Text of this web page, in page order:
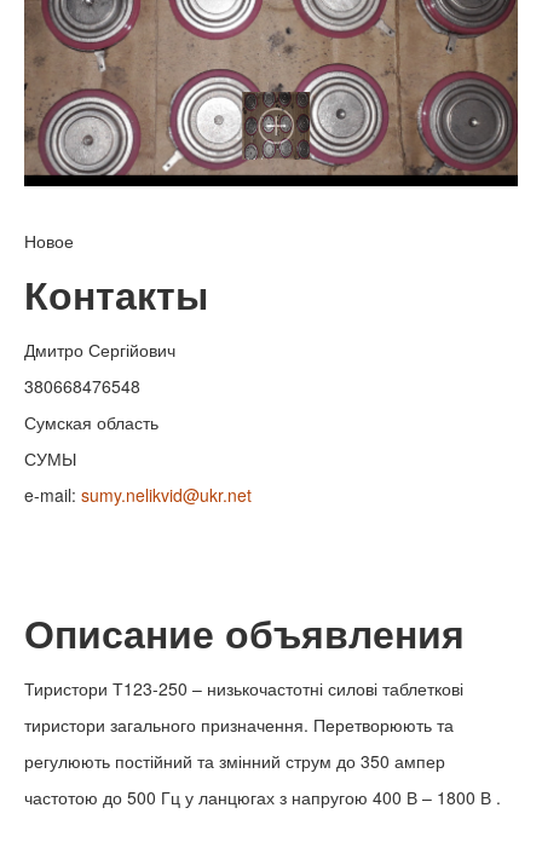
Новое
Контакты
Дмитро Сергійович
380668476548
Сумская область
СУМЫ
e-mail: sumy.nelikvid@ukr.net
Описание объявления
Тиристори Т123-250 – низькочастотні силові таблеткові
тиристори загального призначення. Перетворюють та
регулюють постійний та змінний струм до 350 ампер
частотою до 500 Гц у ланцюгах з напругою 400 В – 1800 В .